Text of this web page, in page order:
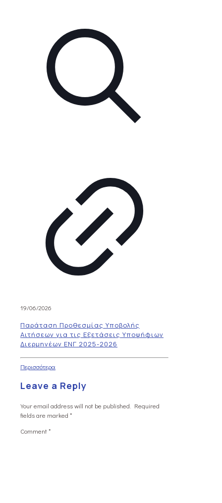
19/06/2026
Παράταση Προθεσμίας Υποβολής
Αιτήσεων για τις Εξετάσεις Υποψήφιων
Διερμηνέων ΕΝΓ 2025-2026
Περισσότερα
Leave a Reply
Your email address will not be published.
Required
fields are marked *
Comment*